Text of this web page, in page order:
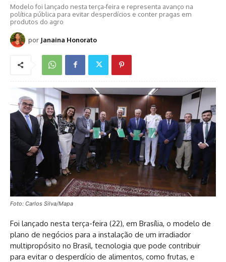
Modelo foi lançado nesta terça-feira e representa avanço na
política pública para evitar desperdícios e conter pragas em
produtos do agro
por Janaina Honorato
Foto: Carlos Silva/Mapa
Foi lançado nesta terça-feira (22), em Brasília, o modelo de
plano de negócios para a instalação de um irradiador
multipropósito no Brasil, tecnologia que pode contribuir
para evitar o desperdício de alimentos, como frutas, e